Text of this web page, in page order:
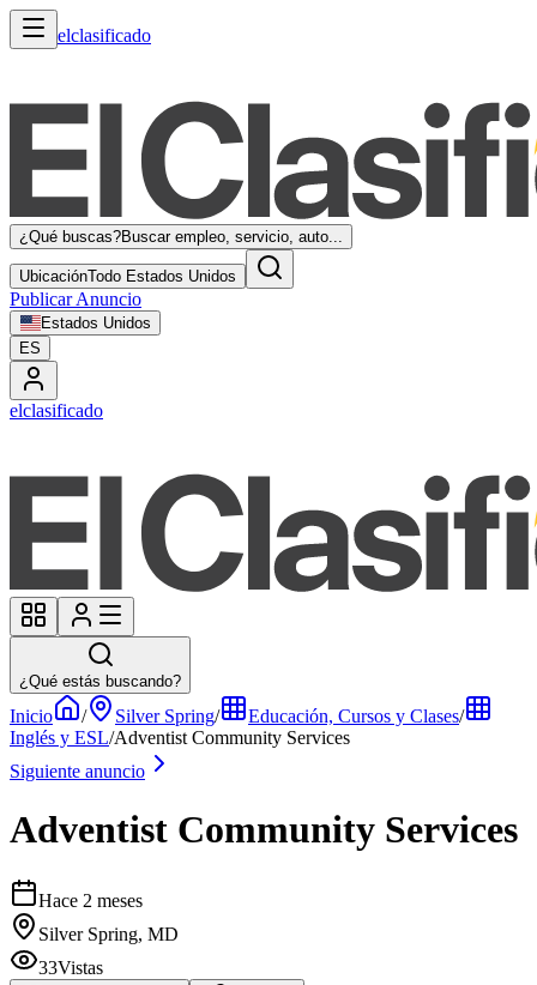
elclasificado
¿Qué buscas?Buscar empleo, servicio, auto...
UbicaciónTodo Estados Unidos
Publicar Anuncio
Estados Unidos
ES
elclasificado
¿Qué estás buscando?
Inicio / Silver Spring/ Educación, Cursos y Clases/
Inglés y ESL/Adventist Community Services
Siguiente anuncio
Adventist Community Services
Hace 2 meses
Silver Spring, MD
33Vistas